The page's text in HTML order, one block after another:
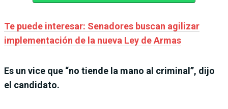
Te puede interesar: Senadores buscan agilizar
implementación de la nueva Ley de Armas
Es un vice que “no tiende la mano al criminal”, dijo
el candidato.